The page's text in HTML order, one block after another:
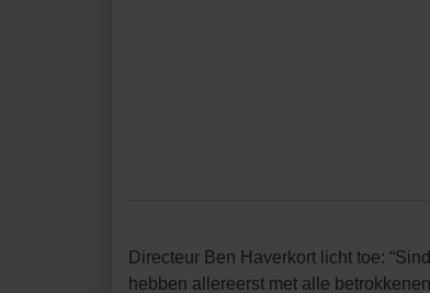
Directeur Ben Haverkort licht toe:
hebben allereerst met alle